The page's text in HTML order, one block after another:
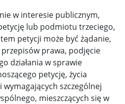
w interesie publicznym,
lub podmiotu trzeciego,
petycji może być żądanie,
prawa, podjęcie
działania w sprawie
petycję, życia
szczególnej
mieszczących się w